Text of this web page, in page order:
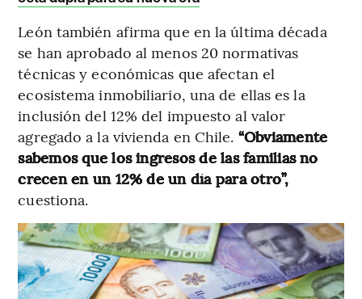
León también afirma que en la última década
se han aprobado al menos 20 normativas
técnicas y económicas que afectan el
ecosistema inmobiliario, una de ellas es la
inclusión del 12% del impuesto al valor
agregado a la vivienda en Chile. “Obviamente
sabemos que los ingresos de las familias no
crecen en un 12% de un día para otro”,
cuestiona.